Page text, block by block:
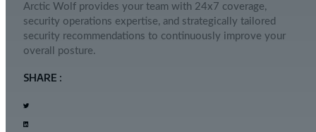
Arctic Wolf provides your team with 24x7 coverage,
security operations expertise, and strategically tailored
security recommendations to continuously improve your
overall posture.
SHARE :